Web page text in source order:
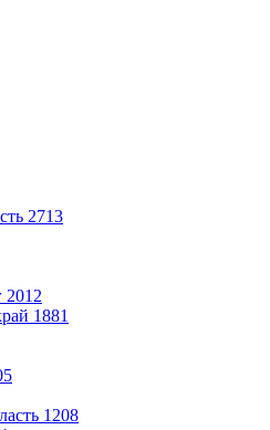
2713
2012
1881
1208